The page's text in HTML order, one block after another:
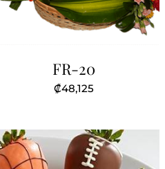
FR-20
₡48,125